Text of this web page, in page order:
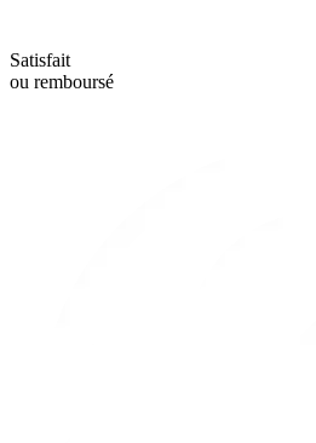
Satisfait
ou remboursé